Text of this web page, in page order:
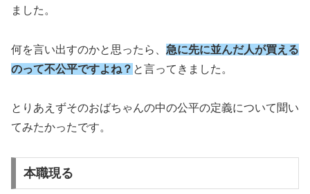
ました。
何を言い出すのかと思ったら、 急に先に並んだ人が買える
のって不公平ですよね？ と言ってきました。
とりあえずそのおばちゃんの中の公平の定義について聞い
てみたかったです。
本職現る